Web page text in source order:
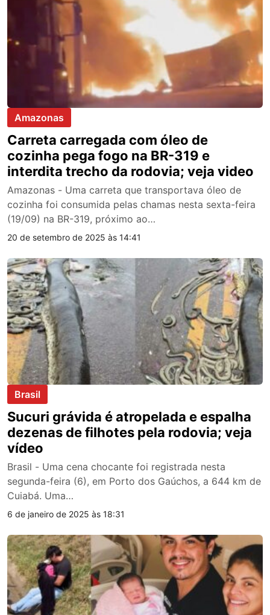
Amazonas
Carreta carregada com óleo de
cozinha pega fogo na BR-319 e
interdita trecho da rodovia; veja video
Amazonas - Uma carreta que transportava óleo de
cozinha foi consumida pelas chamas nesta sexta-feira
(19/09) na BR-319, próximo ao…
20 de setembro de 2025 às 14:41
Brasil
Sucuri grávida é atropelada e espalha
dezenas de filhotes pela rodovia; veja
vídeo
Brasil - Uma cena chocante foi registrada nesta
segunda-feira (6), em Porto dos Gaúchos, a 644 km de
Cuiabá. Uma…
6 de janeiro de 2025 às 18:31